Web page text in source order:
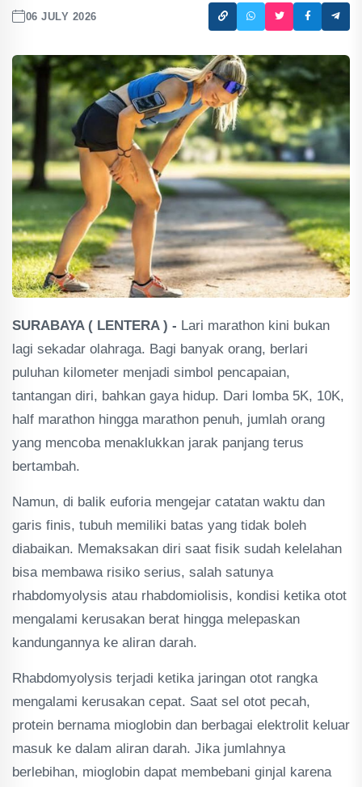
06 JULY 2026
SURABAYA ( LENTERA ) - Lari marathon kini bukan
lagi sekadar olahraga. Bagi banyak orang, berlari
puluhan kilometer menjadi simbol pencapaian,
tantangan diri, bahkan gaya hidup. Dari lomba 5K, 10K,
half marathon hingga marathon penuh, jumlah orang
yang mencoba menaklukkan jarak panjang terus
bertambah.
Namun, di balik euforia mengejar catatan waktu dan
garis finis, tubuh memiliki batas yang tidak boleh
diabaikan. Memaksakan diri saat fisik sudah kelelahan
bisa membawa risiko serius, salah satunya
rhabdomyolysis atau rhabdomiolisis, kondisi ketika otot
mengalami kerusakan berat hingga melepaskan
kandungannya ke aliran darah.
Rhabdomyolysis terjadi ketika jaringan otot rangka
mengalami kerusakan cepat. Saat sel otot pecah,
protein bernama mioglobin dan berbagai elektrolit keluar
masuk ke dalam aliran darah. Jika jumlahnya
berlebihan, mioglobin dapat membebani ginjal karena